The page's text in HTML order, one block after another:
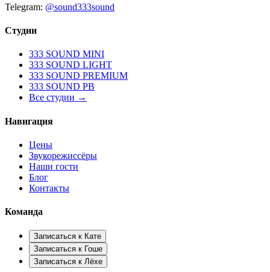
Telegram: @sound333sound
Студии
333 SOUND MINI
333 SOUND LIGHT
333 SOUND PREMIUM
333 SOUND PB
Все студии →
Навигация
Цены
Звукорежиссёры
Наши гости
Блог
Контакты
Команда
Записаться к Кате
Записаться к Гоше
Записаться к Лёхе